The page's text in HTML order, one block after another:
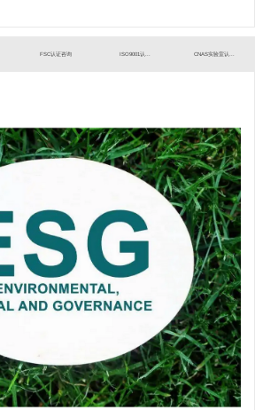
FSC认证咨询 ISO9001认... CNAS实验室认...